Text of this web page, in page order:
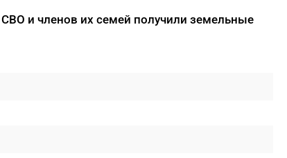
и членов их семей получили земельные